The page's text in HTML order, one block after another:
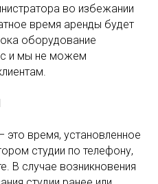
во избежании
время аренды будет
оборудование
и мы не можем
время, установленное
студии по телефону,
В случае возникновения